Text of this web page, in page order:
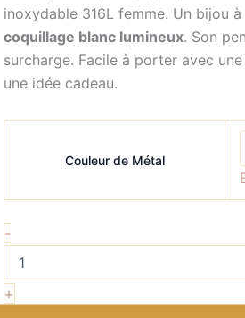
inoxydable 316L femme. Un bijou à
coquillage blanc lumineux. Son
surcharge. Facile à porter avec
une idée cadeau.
Couleur de Métal
-
+